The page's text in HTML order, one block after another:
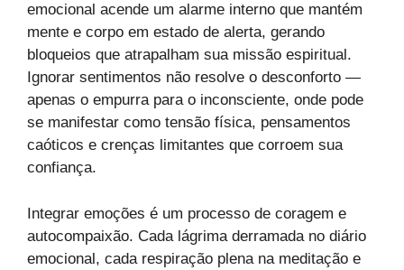
emocional acende um alarme interno que mantém
mente e corpo em estado de alerta, gerando
bloqueios que atrapalham sua missão espiritual.
Ignorar sentimentos não resolve o desconforto —
apenas o empurra para o inconsciente, onde pode
se manifestar como tensão física, pensamentos
caóticos e crenças limitantes que corroem sua
confiança.
Integrar emoções é um processo de coragem e
autocompaixão. Cada lágrima derramada no diário
emocional, cada respiração plena na meditação e